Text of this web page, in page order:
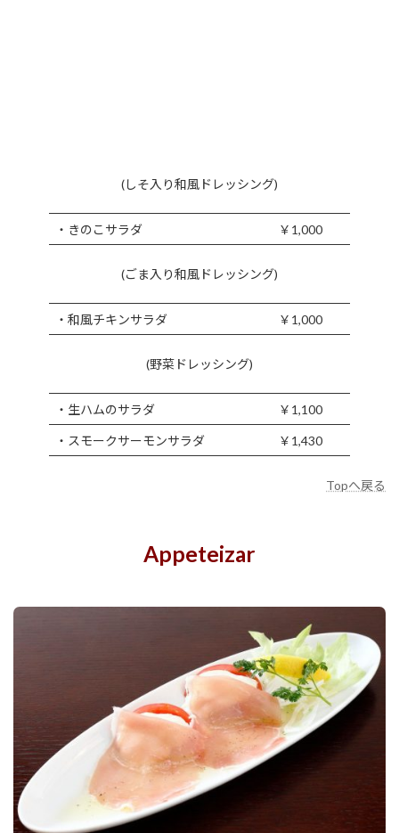
(しそ入り和風ドレッシング)
・きのこサラダ ￥1,000
(ごま入り和風ドレッシング)
・和風チキンサラダ ￥1,000
(野菜ドレッシング)
・生ハムのサラダ ￥1,100
・スモークサーモンサラダ ￥1,430
Topへ戻る
Appeteizar